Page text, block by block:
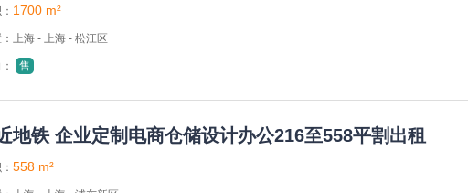
1700 m²
上海 - 上海 - 松江区
售
地铁 企业定制电商仓储设计办公216至558平割出租
558 m²